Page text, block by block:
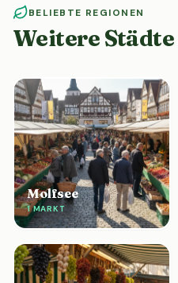
BELIEBTE REGIONEN
Weitere Städte
Molfsee
1 MARKT